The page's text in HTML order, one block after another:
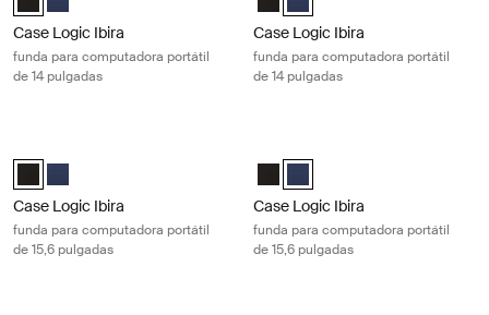
Case Logic Ibira
funda para computadora portátil
de 14 pulgadas
Case Logic Ibira
funda para computadora portátil
de 14 pulgadas
Case Logic Ibira Laptop Sleeve Negro (selected)
Case Logic Ibira Laptop Sleeve Azul vestido
Case Logic Ibira
funda para computadora portátil
de 15,6 pulgadas
Case Logic Ibira Laptop Sleeve
Case Logic Ibira Laptop
Case Logic Ibira
funda para computadora portátil
de 15,6 pulgadas